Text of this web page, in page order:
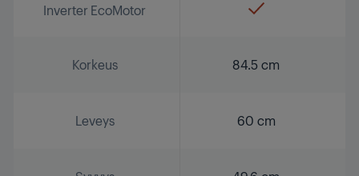
Inverter EcoMotor
Korkeus 84.5 cm
Leveys 60 cm